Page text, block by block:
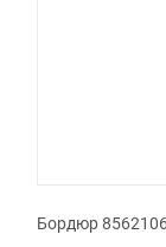
Бордюр